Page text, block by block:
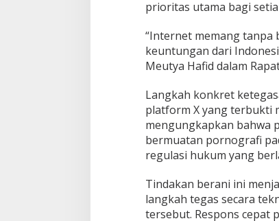
h
H
u
k
m
R
I
d
a
n
i
n
d
prioritas utama bagi
​“Internet memang tanpa
keuntungan dari
Meutya Hafid dalam
​Langkah konkret
platform X yang terbukti
mengungkapkan bahwa
bermuatan pornografi
regulasi hukum yang
​Tindakan berani ini
langkah tegas secara
tersebut. Respons cepat